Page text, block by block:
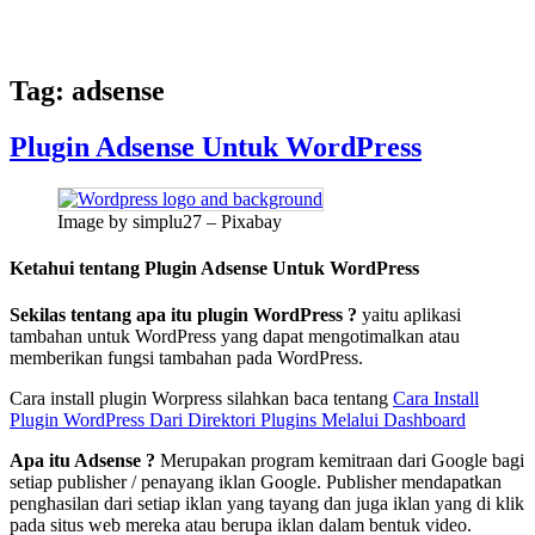
Tag: adsense
Plugin Adsense Untuk WordPress
Image by simplu27 – Pixabay
Ketahui tentang Plugin Adsense Untuk WordPress
Sekilas tentang apa itu plugin WordPress ? yaitu aplikasi
tambahan untuk WordPress yang dapat mengotimalkan atau
memberikan fungsi tambahan pada WordPress.
Cara install plugin Worpress silahkan baca tentang Cara Install
Plugin WordPress Dari Direktori Plugins Melalui Dashboard
Apa itu Adsense ? Merupakan program kemitraan dari Google bagi
setiap publisher / penayang iklan Google. Publisher mendapatkan
penghasilan dari setiap iklan yang tayang dan juga iklan yang di klik
pada situs web mereka atau berupa iklan dalam bentuk video.